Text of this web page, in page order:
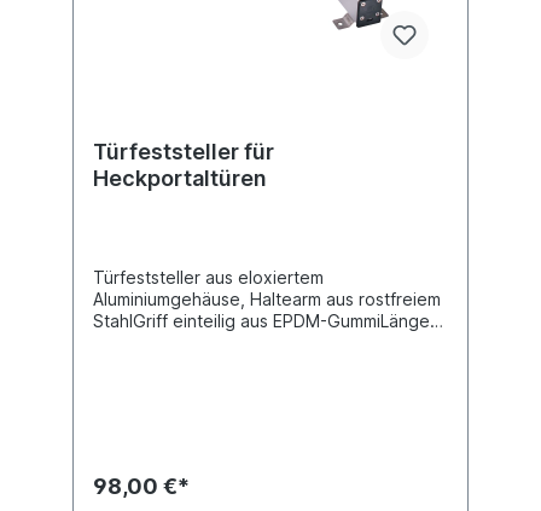
Türfeststeller für
Heckportaltüren
Türfeststeller aus eloxiertem
Aluminiumgehäuse, Haltearm aus rostfreiem
StahlGriff einteilig aus EPDM-GummiLänge
98,00 €*